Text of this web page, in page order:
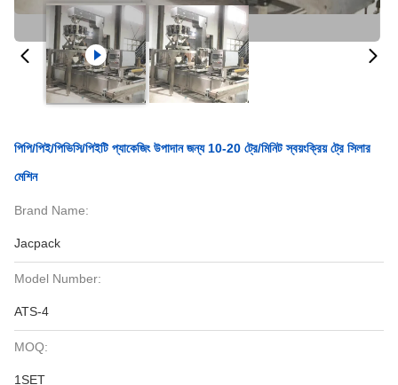
পিপি/পিই/পিভিসি/পিইটি প্যাকেজিং উপাদান জন্য 10-20 ট্রে/মিনিট স্বয়ংক্রিয় ট্রে সিলার
মেশিন
Brand Name:
Jacpack
Model Number:
ATS-4
MOQ:
1SET